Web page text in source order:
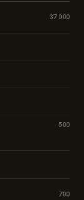
37 000
500
700